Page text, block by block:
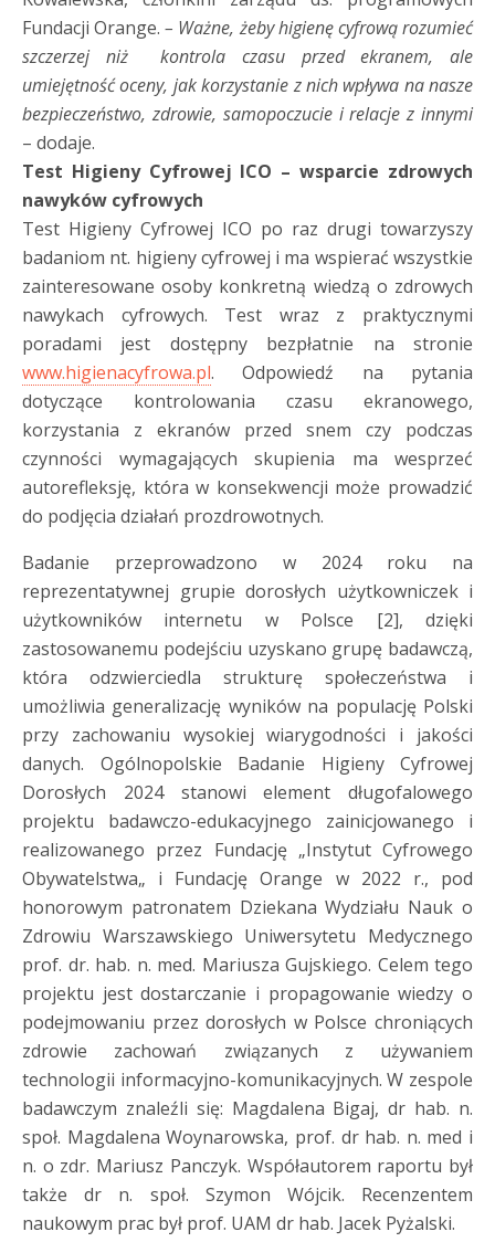
Fundacji Orange. – Ważne, żeby higienę cyfrową rozumieć
szczerzej niż kontrola czasu przed ekranem, ale
umiejętność oceny, jak korzystanie z nich wpływa na nasze
bezpieczeństwo, zdrowie, samopoczucie i relacje z innymi
– dodaje.
Test Higieny Cyfrowej ICO – wsparcie zdrowych
nawyków cyfrowych
Test Higieny Cyfrowej ICO po raz drugi towarzyszy
badaniom nt. higieny cyfrowej i ma wspierać wszystkie
zainteresowane osoby konkretną wiedzą o zdrowych
nawykach cyfrowych. Test wraz z praktycznymi
poradami jest dostępny bezpłatnie na stronie
www.higienacyfrowa.pl. Odpowiedź na pytania
dotyczące kontrolowania czasu ekranowego,
korzystania z ekranów przed snem czy podczas
czynności wymagających skupienia ma wesprzeć
autorefleksję, która w konsekwencji może prowadzić
do podjęcia działań prozdrowotnych.
Badanie przeprowadzono w 2024 roku na
reprezentatywnej grupie dorosłych użytkowniczek i
użytkowników internetu w Polsce [2], dzięki
zastosowanemu podejściu uzyskano grupę badawczą,
która odzwierciedla strukturę społeczeństwa i
umożliwia generalizację wyników na populację Polski
przy zachowaniu wysokiej wiarygodności i jakości
danych. Ogólnopolskie Badanie Higieny Cyfrowej
Dorosłych 2024 stanowi element długofalowego
projektu badawczo-edukacyjnego zainicjowanego i
realizowanego przez Fundację „Instytut Cyfrowego
Obywatelstwa„ i Fundację Orange w 2022 r., pod
honorowym patronatem Dziekana Wydziału Nauk o
Zdrowiu Warszawskiego Uniwersytetu Medycznego
prof. dr. hab. n. med. Mariusza Gujskiego. Celem tego
projektu jest dostarczanie i propagowanie wiedzy o
podejmowaniu przez dorosłych w Polsce chroniących
zdrowie zachowań związanych z używaniem
technologii informacyjno-komunikacyjnych. W zespole
badawczym znaleźli się: Magdalena Bigaj, dr hab. n.
społ. Magdalena Woynarowska, prof. dr hab. n. med i
n. o zdr. Mariusz Panczyk. Współautorem raportu był
także dr n. społ. Szymon Wójcik. Recenzentem
naukowym prac był prof. UAM dr hab. Jacek Pyżalski.